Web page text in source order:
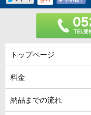
トップページ
料金
納品までの流れ